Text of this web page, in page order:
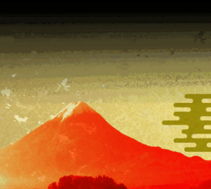
メ
イ
コ